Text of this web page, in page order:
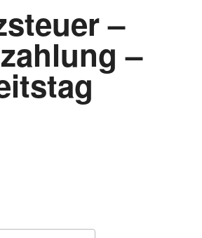
–
–